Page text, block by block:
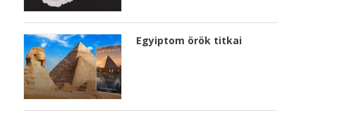
Egyiptom örök titkai